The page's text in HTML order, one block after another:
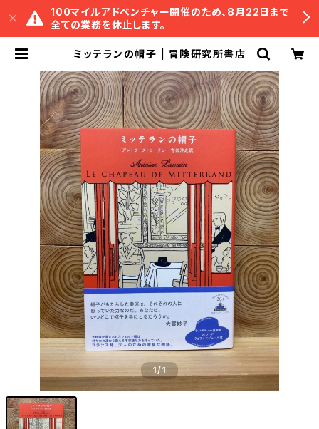
100マイルアドベンチャー開催のため、8月22日まで
全ての業務を休止します。
ミッテランの帽子 | 冒険研究所書店
1/1